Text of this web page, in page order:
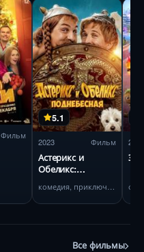
Фильм
5.1
2023 Фильм
Астерикс и
Обеликс:
2023
Все фильмы